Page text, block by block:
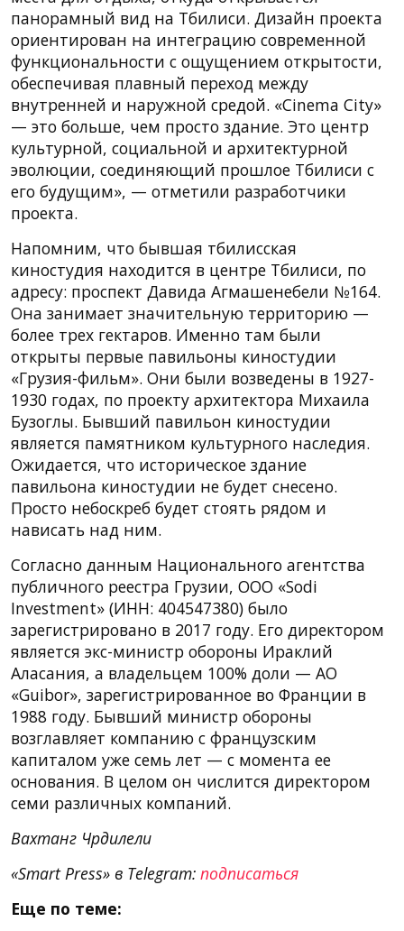
панорамный вид на Тбилиси. Дизайн проекта
ориентирован на интеграцию современной
функциональности с ощущением открытости,
обеспечивая плавный переход между
внутренней и наружной средой. «Cinema City»
— это больше, чем просто здание. Это центр
культурной, социальной и архитектурной
эволюции, соединяющий прошлое Тбилиси с
его будущим», — отметили разработчики
проекта.
Напомним, что бывшая тбилисская
киностудия находится в центре Тбилиси, по
адресу: проспект Давида Агмашенебели №164.
Она занимает значительную территорию —
более трех гектаров. Именно там были
открыты первые павильоны киностудии
«Грузия-фильм». Они были возведены в 1927-
1930 годах, по проекту архитектора Михаила
Бузоглы. Бывший павильон киностудии
является памятником культурного наследия.
Ожидается, что историческое здание
павильона киностудии не будет снесено.
Просто небоскреб будет стоять рядом и
нависать над ним.
Согласно данным Национального агентства
публичного реестра Грузии, ООО «Sodi
Investment» (ИНН: 404547380) было
зарегистрировано в 2017 году. Его директором
является экс-министр обороны Ираклий
Аласания, а владельцем 100% доли — АО
«Guibor», зарегистрированное во Франции в
1988 году. Бывший министр обороны
возглавляет компанию с французским
капиталом уже семь лет — с момента ее
основания. В целом он числится директором
семи различных компаний.
Вахтанг Чрдилели
«Smart Press» в Telegram: подписаться
Еще по теме: